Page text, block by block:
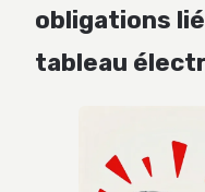
obligations
tableau